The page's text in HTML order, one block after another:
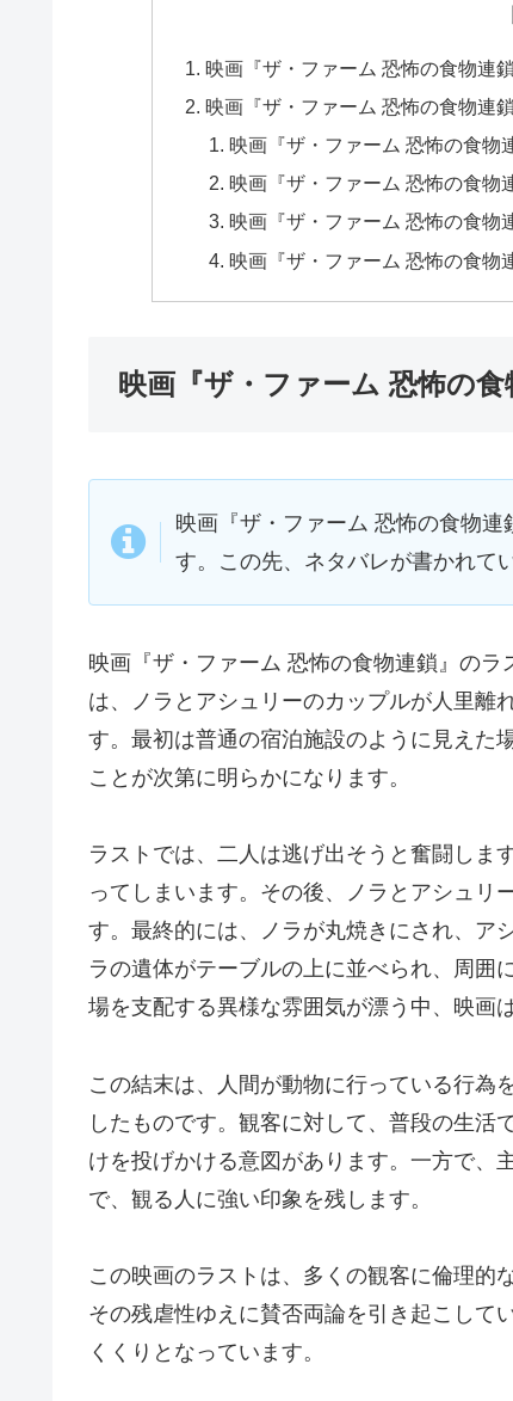
映画『ザ・ファーム 恐怖の食物連
映画『ザ・ファーム 恐怖の食物連
映画『ザ・ファーム 恐怖の食物
映画『ザ・ファーム 恐怖の食物
映画『ザ・ファーム 恐怖の食物
映画『ザ・ファーム 恐怖の食物
映画『ザ・ファーム 恐怖の
映画『ザ・ファーム 恐怖の食物
す。この先、ネタバレが書かれて
映画『ザ・ファーム 恐怖の食物連鎖』の
は、ノラとアシュリーのカップルが人里離
す。最初は普通の宿泊施設のように見えた
ことが次第に明らかになります。
ラストでは、二人は逃げ出そうと奮闘しま
ってしまいます。その後、ノラとアシュリ
す。最終的には、ノラが丸焼きにされ、ア
ラの遺体がテーブルの上に並べられ、周囲
場を支配する異様な雰囲気が漂う中、映画
この結末は、人間が動物に行っている行為
したものです。観客に対して、普段の生活
けを投げかける意図があります。一方で、
で、観る人に強い印象を残します。
この映画のラストは、多くの観客に倫理的
その残虐性ゆえに賛否両論を引き起こして
くくりとなっています。